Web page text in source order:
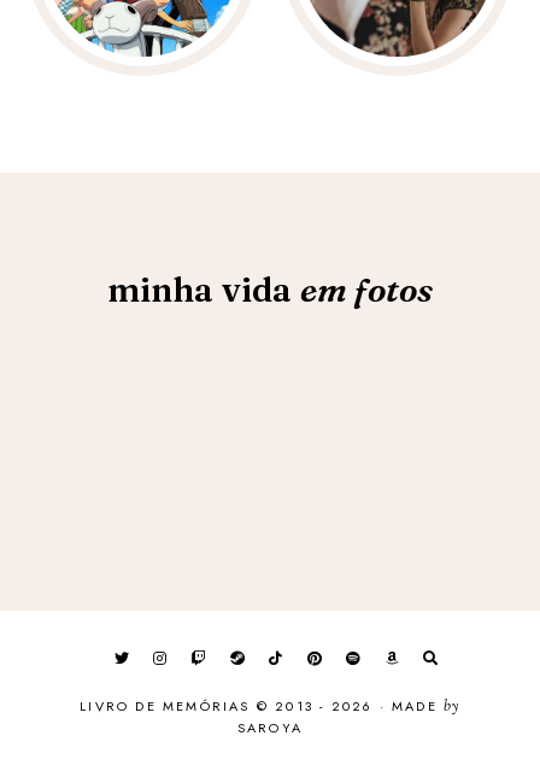
minha vida em fotos
LIVRO DE MEMÓRIAS © 2013 - 2026 · MADEby
SAROYA